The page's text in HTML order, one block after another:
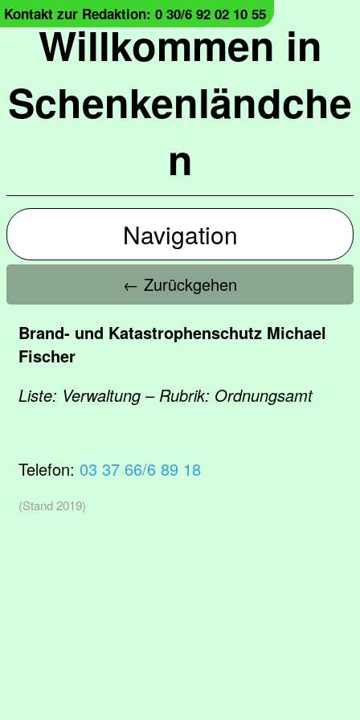
Willkommen in
Schenkenländche
n
Kontakt zur Redaktion: 0 30/6 92 02 10 55
Navigation
← Zurückgehen
Brand- und Katastrophenschutz Michael
Fischer
Liste: Verwaltung – Rubrik: Ordnungsamt
Telefon: 03 37 66/6 89 18
(Stand 2019)